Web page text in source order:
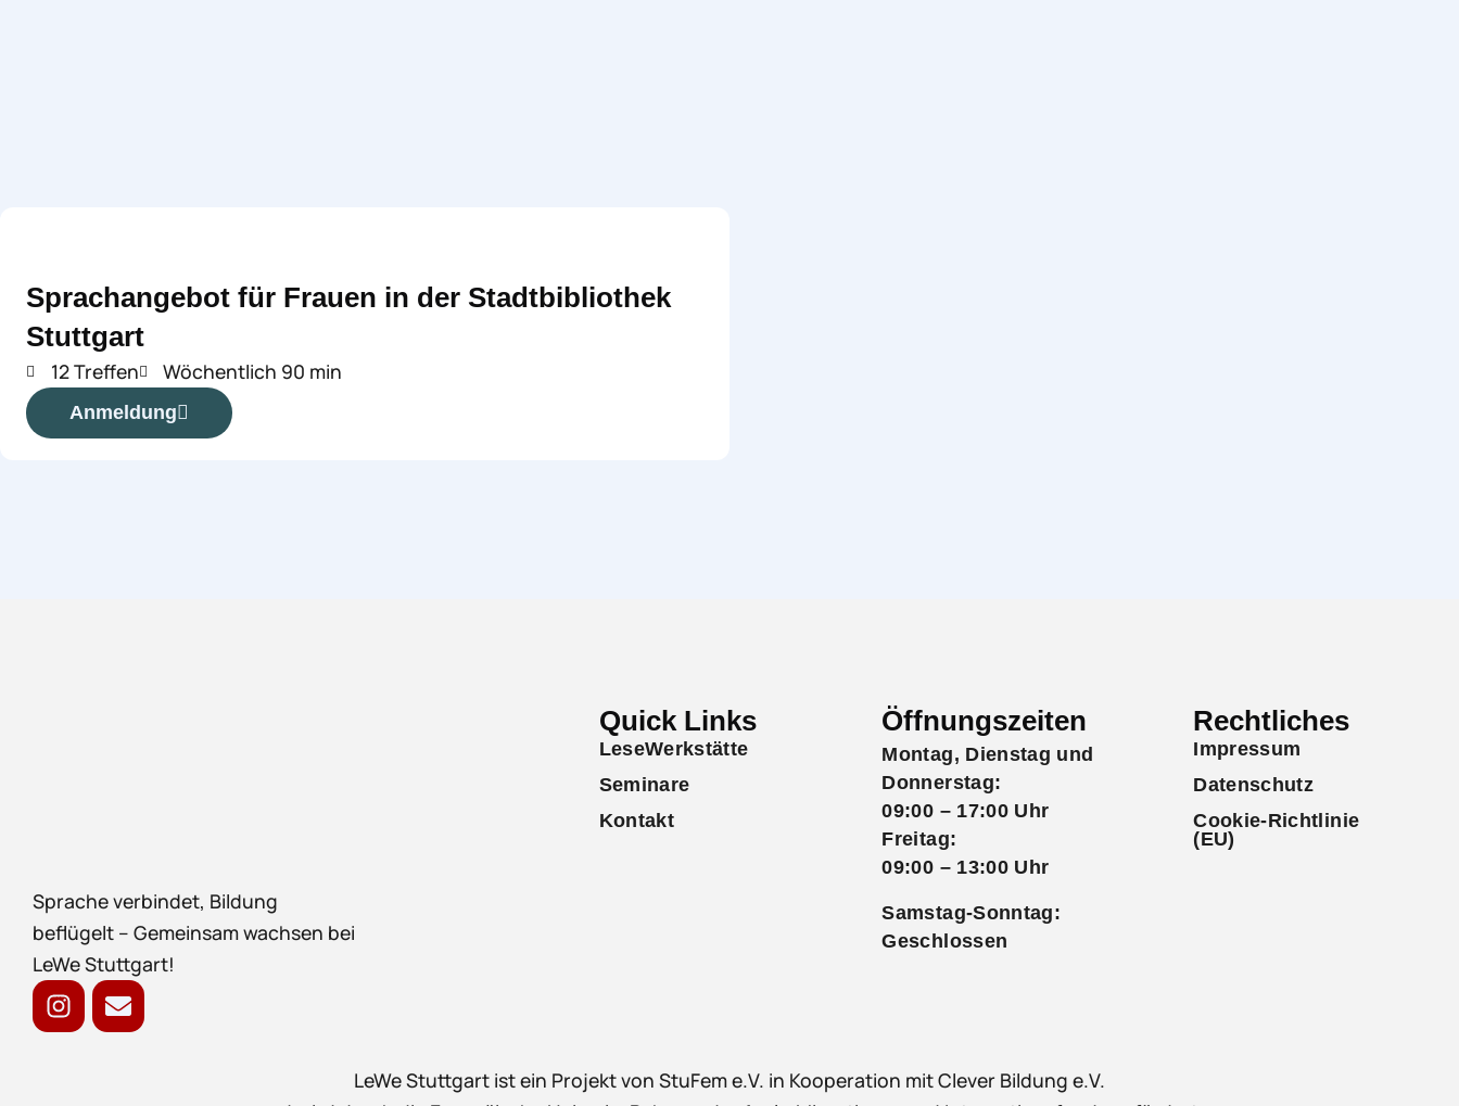
Sprachangebot für Frauen in der Stadtbibliothek
Stuttgart
12 Treffen Wöchentlich 90 min
Anmeldung
Sprache verbindet, Bildung
beflügelt – Gemeinsam wachsen bei
LeWe Stuttgart!
Quick Links
LeseWerkstätte
Seminare
Kontakt
Öffnungszeiten
Montag, Dienstag und
Donnerstag:
09:00 – 17:00 Uhr
Freitag:
09:00 – 13:00 Uhr
Samstag-Sonntag:
Geschlossen
Rechtliches
Impressum
Datenschutz
Cookie-Richtlinie
(EU)
LeWe Stuttgart ist ein Projekt von StuFem e.V. in Kooperation mit Clever Bildung e.V.